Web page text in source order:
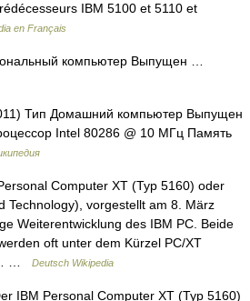
IBM 5100 et 5110 et
en Français
компьютер Выпущен …
Тип Домашний компьютер Выпущен
Intel 80286 @ 10 МГц Память
Computer XT (Typ 5160) oder
Technology), vorgestellt am 8. März
Weiterentwicklung des IBM PC. Beide
oft unter dem Kürzel PC/XT
…
Deutsch Wikipedia
IBM Personal Computer XT (Typ 5160)